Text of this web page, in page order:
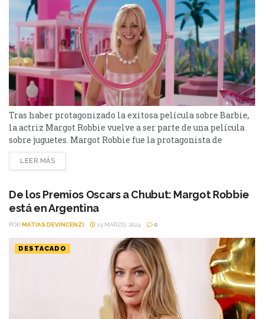
Tras haber protagonizado la exitosa película sobre Barbie,
la actriz Margot Robbie vuelve a ser parte de una película
sobre juguetes. Margot Robbie fue la protagonista de
‘Barbie’, una de las películas más taquilleras del 2023 que
fue nominada al Oscar. Ahora, la actriz y productora se unió
basada en uno...
LEER MÁS
De los Premios Oscars a Chubut: Margot Robbie
está en Argentina
POR MATIAS DEVINCENZI 13 MARZO, 2024 0
DESTACADO